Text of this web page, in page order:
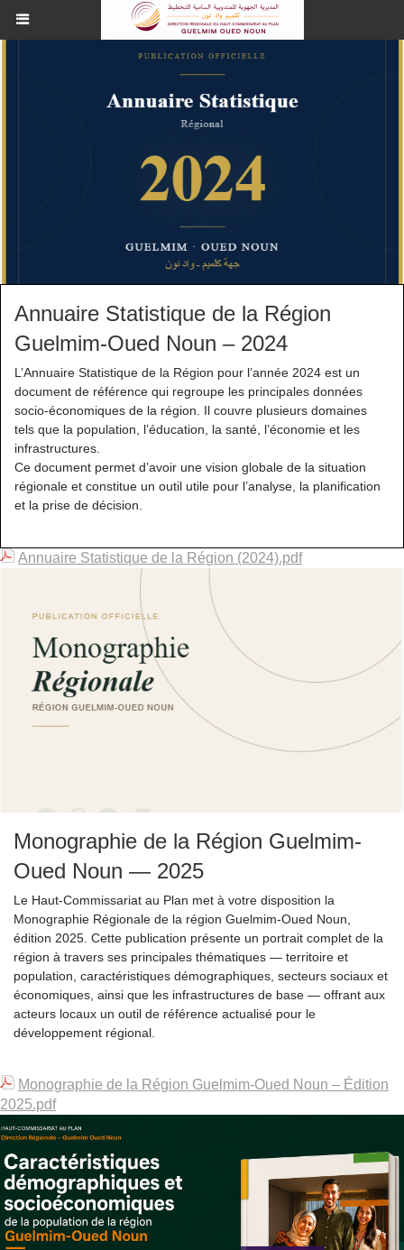
Annuaire Statistique de la Région
Guelmim-Oued Noun – 2024
L’Annuaire Statistique de la Région pour l’année 2024 est un
document de référence qui regroupe les principales données
socio-économiques de la région. Il couvre plusieurs domaines
tels que la population, l’éducation, la santé, l’économie et les
infrastructures.
Ce document permet d’avoir une vision globale de la situation
régionale et constitue un outil utile pour l’analyse, la planification
et la prise de décision.
Annuaire Statistique de la Région (2024).pdf
Monographie de la Région Guelmim-
Oued Noun — 2025
Le Haut-Commissariat au Plan met à votre disposition la
Monographie Régionale de la région Guelmim-Oued Noun,
édition 2025. Cette publication présente un portrait complet de la
région à travers ses principales thématiques — territoire et
population, caractéristiques démographiques, secteurs sociaux et
économiques, ainsi que les infrastructures de base — offrant aux
acteurs locaux un outil de référence actualisé pour le
développement régional.
Monographie de la Région Guelmim-Oued Noun – Édition
2025.pdf